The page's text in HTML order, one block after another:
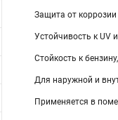
Защита от коррозии
Устойчивость к UV
Стойкость к
Для наружной и
Применяется в